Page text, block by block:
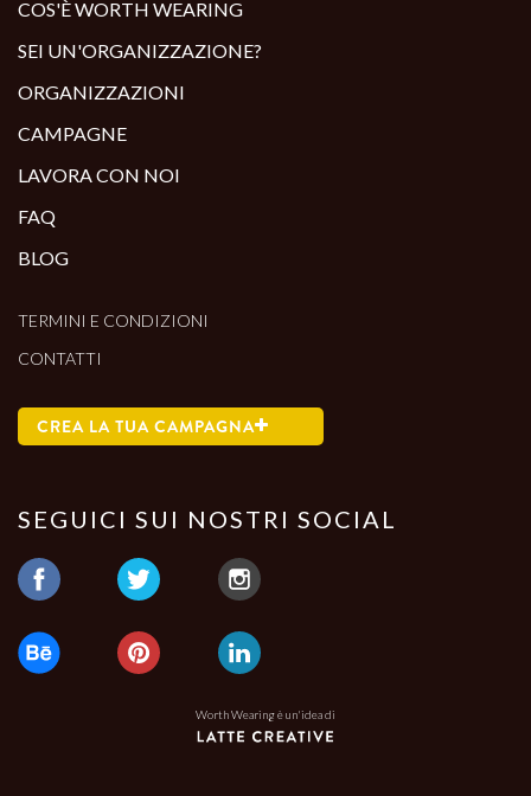
COS'È WORTH WEARING
SEI UN'ORGANIZZAZIONE?
ORGANIZZAZIONI
CAMPAGNE
LAVORA CON NOI
FAQ
BLOG
TERMINI E CONDIZIONI
CONTATTI
CREA LA TUA CAMPAGNA
SEGUICI SUI NOSTRI SOCIAL
Worth Wearing è un'idea di